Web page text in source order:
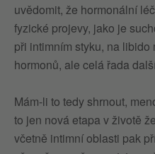
uvědomit, že hormonální
fyzické projevy, jako je
při intimním styku, na
hormonů, ale celá řada
Mám-li to tedy shrnout,
to jen nová etapa v životě
včetně intimní oblasti pak